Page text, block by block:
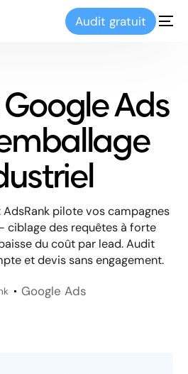
Audit gratuit
Ads
pilote vos campagnes
ciblage des requêtes à forte
du coût par lead. Audit
et devis sans engagement.
Google Ads